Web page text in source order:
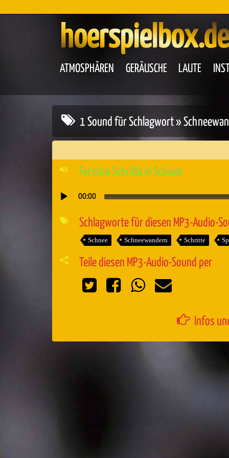
hoerspielbox.de
ATMOSPHÄREN GERÄUSCHE LAUTE
1 Sound für Schlagwort »
Forsche Schritte in Schnee
Audio-
Player
00:00
Schlagworte für diesen MP3-Audio-
Schnee Schneewandern Schritte
Teile diesen MP3-Audio-Sound per
Infos